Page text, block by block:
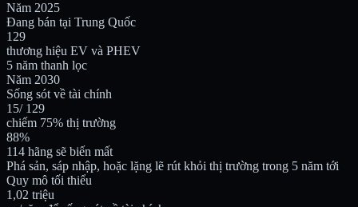
Năm 2025
Đang bán tại Trung Quốc
129
thương hiệu EV và PHEV
5 năm thanh lọc
Năm 2030
Sống sót về tài chính
15/ 129
chiếm 75% thị trường
88%
114 hãng sẽ biến mất
Phá sản, sáp nhập, hoặc lặng lẽ rút khỏi thị trường trong 5 năm tới
Quy mô tối thiểu
1,02 triệu